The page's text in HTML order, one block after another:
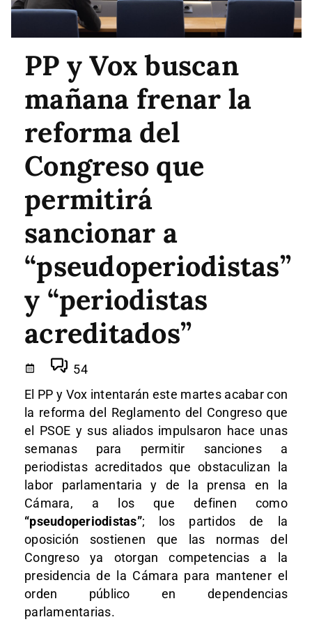
PP y Vox buscan
mañana frenar la
reforma del
Congreso que
permitirá
sancionar a
“pseudoperiodistas”
y “periodistas
acreditados”
54
El PP y Vox intentarán este martes acabar con
la reforma del Reglamento del Congreso que
el PSOE y sus aliados impulsaron hace unas
semanas para permitir sanciones a
periodistas acreditados que obstaculizan la
labor parlamentaria y de la prensa en la
Cámara, a los que definen como
“pseudoperiodistas”; los partidos de la
oposición sostienen que las normas del
Congreso ya otorgan competencias a la
presidencia de la Cámara para mantener el
orden público en dependencias
parlamentarias.